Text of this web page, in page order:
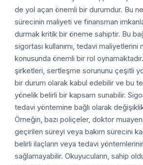
de yol açan önemli bir durumdur. Bu
sürecinin maliyeti ve finansman
durmak kritik bir öneme sahiptir. Bu
sigortası kullanımı, tedavi
konusunda önemli bir rol
şirketleri, sertleşme sorununu çeşitli
bir durum olarak kabul edebilir ve bu
yönelik belirli bir kapsam sunabilir.
tedavi yöntemine bağlı olarak
Örneğin, bazı poliçeler, doktor
geçirilen süreyi veya bakım sürecini
belirli ilaçların veya tedavi
sağlamayabilir. Okuyucuların, sahip